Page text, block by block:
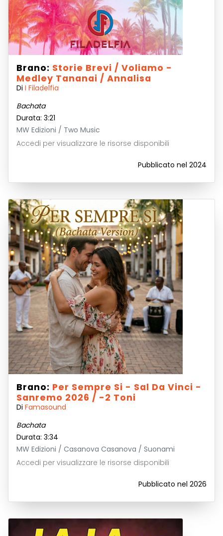
Brano: Storie Brevi / Voliamo -
Medley Tananai / Annalisa
Di I Filadelfia
Bachata
Durata: 3:21
MW Edizioni / Two Music
Accedi per visualizzare le risorse disponibili
Pubblicato nel 2024
Brano: Per Sempre Si - Sal Da Vinci -
Sanremo 2026 / -2 Toni
Di Famasound
Bachata
Durata: 3:34
MW Edizioni / Casanova Casanova / Suonami
Accedi per visualizzare le risorse disponibili
Pubblicato nel 2026